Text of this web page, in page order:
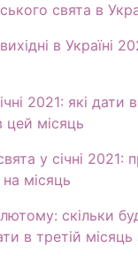
свята в
в Україні
2021: які дати
цей місяць
свята у січні 2021:
місяць
лютому: скільки
в третій